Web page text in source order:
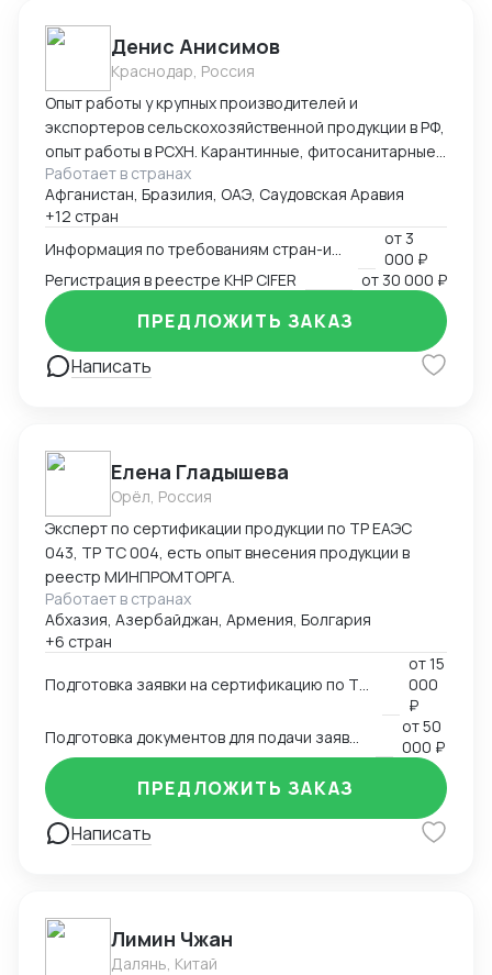
Денис Анисимов
Краснодар, Россия
Опыт работы у крупных производителей и
экспортеров сельскохозяйственной продукции в РФ,
опыт работы в РСХН. Карантинные, фитосанитарные,
ветеринарные и иные сертификаты. Взаимодействие
с лабораториями, госорганами, сюрвейерами,
фумигаторами и т.д. Работа в ГИС Аргус-фито,
Меркурий, Цербер. Аттестация предприятия для
экспорта.
Работает в странах
Афганистан, Бразилия, ОАЭ, Саудовская Аравия
+12 стран
от 3
000 ₽
Регистрация в реестре КНР CIFER
от 30 000 ₽
Написать
ПРЕДЛОЖИТЬ ЗАКАЗ
Елена Гладышева
Орёл, Россия
Эксперт по сертификации продукции по ТР ЕАЭС
043, ТР ТС 004, есть опыт внесения продукции в
реестр МИНПРОМТОРГА.
Работает в странах
Абхазия, Азербайджан, Армения, Болгария
+6 стран
Подготовка заявки на сертификацию по ТР ЕАЭС 043, ТР ТС 004, ТР ТС 020, ТР ТС 010, 123-ФЗ
от15
000
₽
от50
000 ₽
Написать
ПРЕДЛОЖИТЬ ЗАКАЗ
Лимин Чжан
Далянь, Китай